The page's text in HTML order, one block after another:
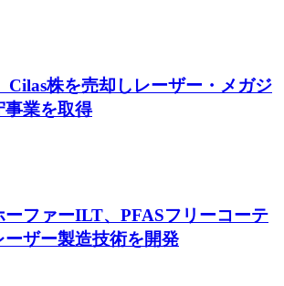
株を売却しレーザー・メガジ
事業を取得
ーファーILT、PFASフリーコーテ
ーザー製造技術を開発